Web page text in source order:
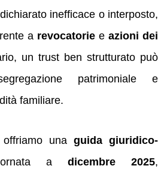
inefficace o interposto,
a revocatorie e azioni dei
un trust ben strutturato può
patrimoniale e
familiare.
una guida giuridico-
a dicembre 2025,